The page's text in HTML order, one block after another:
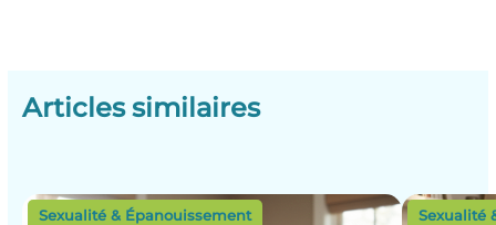
Articles similaires
Sexualité & Épanouissement Sexualité